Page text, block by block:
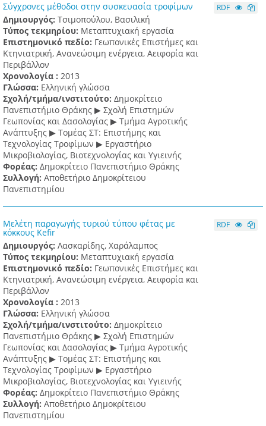
Σύγχρονες μέθοδοι στην συσκευασία τροφίμων
Δημιουργός: Τσιμοπούλου, Βασιλική
Τύπος τεκμηρίου: Μεταπτυχιακή εργασία
Επιστημονικό πεδίο: Γεωπονικές Επιστήμες και
Κτηνιατρική, Ανανεώσιμη ενέργεια, Αειφορία και
Περιβάλλον
Χρονολογία : 2013
Γλώσσα: Ελληνική γλώσσα
Σχολή/τμήμα/ινστιτούτο: Δημοκρίτειο
Πανεπιστήμιο Θράκης ▶ Σχολή Επιστημών
Γεωπονίας και Δασολογίας ▶ Τμήμα Αγροτικής
Ανάπτυξης ▶ Τομέας ΣΤ: Επιστήμης και
Τεχνολογίας Τροφίμων ▶ Εργαστήριο
Μικροβιολογίας, Βιοτεχνολογίας και Υγιεινής
Φορέας: Δημοκρίτειο Πανεπιστήμιο Θράκης
Συλλογή: Αποθετήριο Δημοκρίτειου
Πανεπιστημίου
RDF
Μελέτη παραγωγής τυριού τύπου φέτας με
κόκκους Kefir
Δημιουργός: Λασκαρίδης, Χαράλαμπος
Τύπος τεκμηρίου: Μεταπτυχιακή εργασία
Επιστημονικό πεδίο: Γεωπονικές Επιστήμες και
Κτηνιατρική, Ανανεώσιμη ενέργεια, Αειφορία και
Περιβάλλον
Χρονολογία : 2013
Γλώσσα: Ελληνική γλώσσα
Σχολή/τμήμα/ινστιτούτο: Δημοκρίτειο
Πανεπιστήμιο Θράκης ▶ Σχολή Επιστημών
Γεωπονίας και Δασολογίας ▶ Τμήμα Αγροτικής
Ανάπτυξης ▶ Τομέας ΣΤ: Επιστήμης και
Τεχνολογίας Τροφίμων ▶ Εργαστήριο
Μικροβιολογίας, Βιοτεχνολογίας και Υγιεινής
Φορέας: Δημοκρίτειο Πανεπιστήμιο Θράκης
Συλλογή: Αποθετήριο Δημοκρίτειου
Πανεπιστημίου
RDF